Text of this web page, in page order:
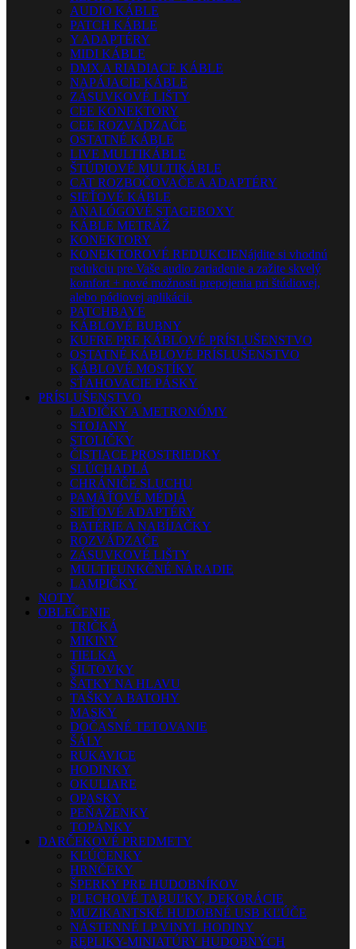
AUDIO KÁBLE
PATCH KÁBLE
Y ADAPTÉRY
MIDI KÁBLE
DMX A RIADIACE KÁBLE
NAPÁJACIE KÁBLE
ZÁSUVKOVÉ LIŠTY
CEE KONEKTORY
CEE ROZVÁDZAČE
OSTATNÉ KÁBLE
LIVE MULTIKÁBLE
ŠTÚDIOVÉ MULTIKÁBLE
CAT ROZBOČOVAČE A ADAPTÉRY
SIEŤOVÉ KÁBLE
ANALÓGOVÉ STAGEBOXY
KÁBLE METRÁŽ
KONEKTORY
KONEKTOROVÉ REDUKCIENájdite si vhodnú
redukciu pre Vaše audio zariadenie a zažite skvelý
komfort + nové možnosti prepojenia pri štúdiovej,
alebo pódiovej aplikácii.
PATCHBAYE
KÁBLOVÉ BUBNY
KUFRE PRE KÁBLOVÉ PRÍSLUŠENSTVO
OSTATNÉ KÁBLOVÉ PRÍSLUŠENSTVO
KÁBLOVÉ MOSTÍKY
SŤAHOVACIE PÁSKY
PRÍSLUŠENSTVO
LADIČKY A METRONÓMY
STOJANY
STOLIČKY
ČISTIACE PROSTRIEDKY
SLÚCHADLÁ
CHRÁNIČE SLUCHU
PAMÄŤOVÉ MÉDIÁ
SIEŤOVÉ ADAPTÉRY
BATÉRIE A NABÍJAČKY
ROZVÁDZAČE
ZÁSUVKOVÉ LIŠTY
MULTIFUNKČNÉ NÁRADIE
LAMPIČKY
NOTY
OBLEČENIE
TRIČKÁ
MIKINY
TIELKA
ŠILTOVKY
ŠATKY NA HLAVU
TAŠKY A BATOHY
MASKY
DOČASNÉ TETOVANIE
ŠÁLY
RUKAVICE
HODINKY
OKULIARE
OPASKY
PEŇAŽENKY
TOPÁNKY
DARČEKOVÉ PREDMETY
KĽÚČENKY
HRNČEKY
ŠPERKY PRE HUDOBNÍKOV
PLECHOVÉ TABUĽKY, DEKORÁCIE
MUZIKANTSKÉ HUDOBNÉ USB KĽÚČE
NÁSTENNÉ LP VINYL HODINY
REPLIKY-MINIATÚRY HUDOBNÝCH